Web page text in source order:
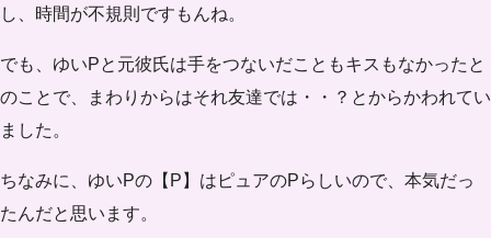
し、時間が不規則ですもんね。
でも、ゆいPと元彼氏は手をつないだこともキスもなかったと
のことで、まわりからはそれ友達では・・？とからかわれてい
ました。
ちなみに、ゆいPの【P】は ピュアのPらしいので、本気だっ
たんだと思います。